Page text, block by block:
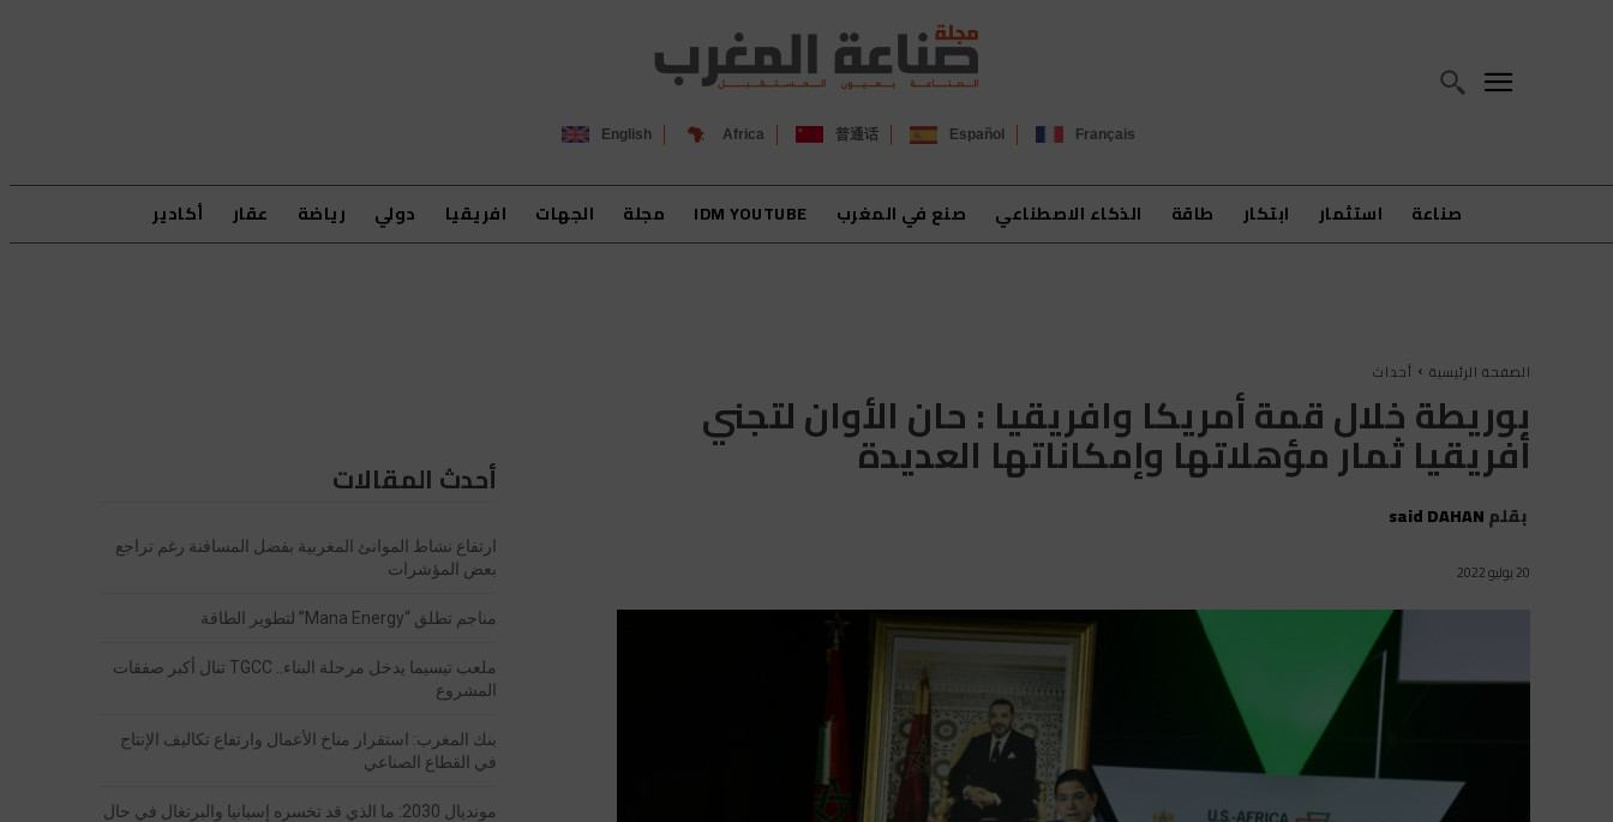
Français
Español
普通话
Africa
English
صناعة استثمار ابتكار طاقة الذكاء الاصطناعي صنع في المغرب IDM YOUTUBE مجلة الجهات افريقيا دولي رياضة عقار أكادير
الصفحة الرئيسية أحداث
أحدث المقالات
ارتفاع نشاط الموانئ المغربية بفضل المسافنة رغم تراجع
بعض المؤشرات
مناجم تطلق “Mana Energy” لتطوير الطاقة
ملعب تيسيما يدخل مرحلة البناء.. TGCC تنال أكبر صفقات
المشروع
بنك المغرب: استقرار مناخ الأعمال وارتفاع تكاليف الإنتاج
في القطاع الصناعي
مونديال 2030: ما الذي قد تخسره إسبانيا والبرتغال في حال
بوريطة خلال قمة أمريكا وافريقيا : حان الأوان لتجني
أفريقيا ثمار مؤهلاتها وإمكاناتها العديدة
بقلمsaid DAHAN
20 يوليو 2022